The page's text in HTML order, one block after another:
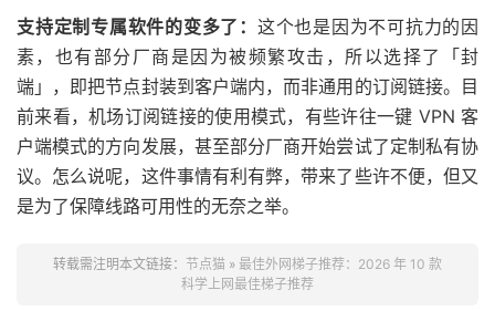
支持定制专属软件的变多了： 这个也是因为不可抗力的因
素，也有部分厂商是因为被频繁攻击，所以选择了「封
端」，即把节点封装到客户端内，而非通用的订阅链接。目
前来看，机场订阅链接的使用模式，有些许往一键 VPN 客
户端模式的方向发展，甚至部分厂商开始尝试了定制私有协
议。怎么说呢，这件事情有利有弊，带来了些许不便，但又
是为了保障线路可用性的无奈之举。
转载需注明本文链接： 节点猫 » 最佳外网梯子推荐：2026 年 10 款
科学上网最佳梯子推荐